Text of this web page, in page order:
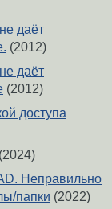
даёт
(2012)
даёт
(2012)
доступа
(2024)
Неправильно
папки (2022)